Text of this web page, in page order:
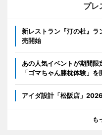
プレ
新レストラン『汀の杜』ラ
売開始
あの人気イベントが期間
「ゴマちゃん膝枕体験」を
アイダ設計「松阪店」
も